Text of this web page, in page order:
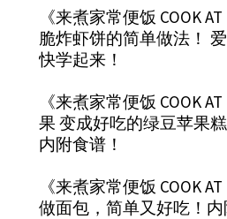
《来煮家常便饭 COOK
脆炸虾饼的简单做法！
快学起来！
《来煮家常便饭 COOK
果 变成好吃的绿豆苹果
内附食谱！
《来煮家常便饭 COOK
做面包，简单又好吃！内